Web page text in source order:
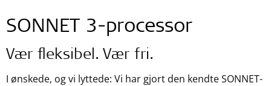
SONNET 3-processor
Vær fleksibel. Vær fri.
I ønskede, og vi lyttede: Vi har gjort den kendte SONNET-